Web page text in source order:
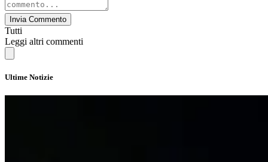
Invia Commento
Tutti
Leggi altri commenti
Ultime Notizie